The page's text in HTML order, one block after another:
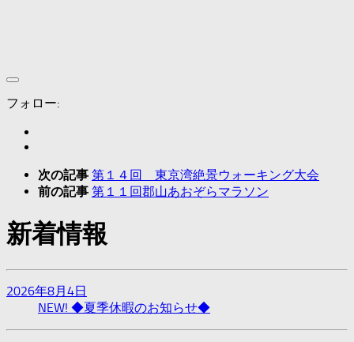
フォロー:
次の記事 第１４回 東京湾絶景ウォーキング大会
前の記事 第１１回郡山あおぞらマラソン
新着情報
2026年8月4日
NEW! ◆夏季休暇のお知らせ◆